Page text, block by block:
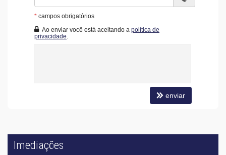
* campos obrigatórios
Ao enviar você está aceitando a política de
privacidade
enviar
Imediações